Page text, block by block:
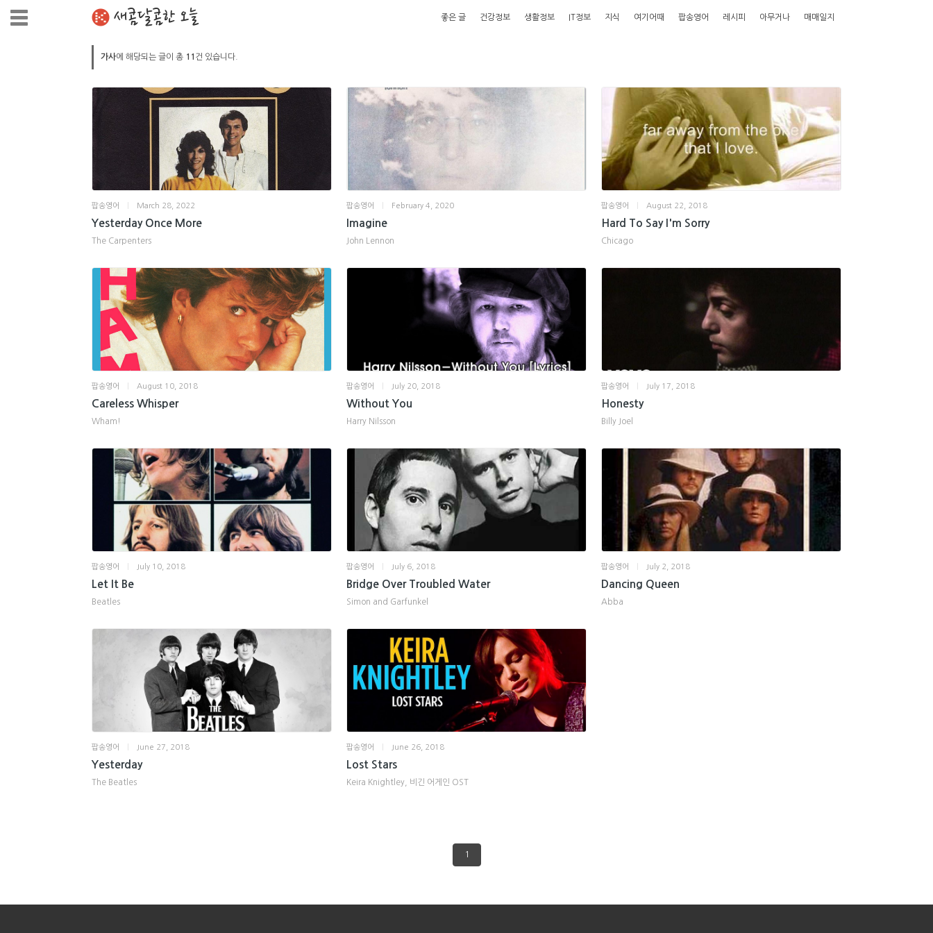
새콤달콤한 오늘 좋은 글 건강정보 생활정보 IT정보 지식 여기어때 팝송영어 레시피 아무거나 매매일지
가사에 해당되는 글이 총 11 건 있습니다.
팝송영어 March 28, 2022
Yesterday Once More
The Carpenters
팝송영어 February 4, 2020
Imagine
John Lennon
팝송영어 August 22, 2018
Hard To Say I'm Sorry
Chicago
팝송영어 August 10, 2018
Careless Whisper
Wham!
팝송영어 July 20, 2018
Without You
Harry Nilsson
팝송영어 July 17, 2018
Honesty
Billy Joel
팝송영어 July 10, 2018
Let It Be
Beatles
팝송영어 July 6, 2018
Bridge Over Troubled Water
Simon and Garfunkel
팝송영어 July 2, 2018
Dancing Queen
Abba
팝송영어 June 27, 2018
Yesterday
The Beatles
팝송영어 June 26, 2018
Lost Stars
Keira Knightley, 비긴 어게인 OST
1